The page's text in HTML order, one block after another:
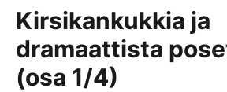
Kirsikankukkia ja
dramaattista
(osa 1/4)